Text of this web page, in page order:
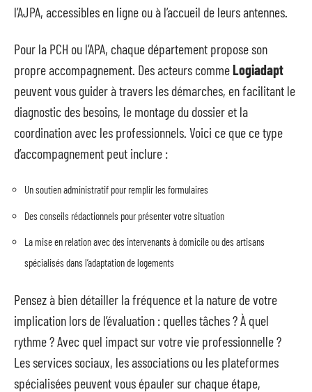
l’AJPA, accessibles en ligne ou à l’accueil de leurs antennes.
Pour la PCH ou l’APA, chaque département propose son
propre accompagnement. Des acteurs commeLogiadapt
peuvent vous guider à travers les démarches, en facilitant le
diagnostic des besoins, le montage du dossier et la
coordination avec les professionnels. Voici ce que ce type
d’accompagnement peut inclure :
Un soutien administratif pour remplir les formulaires
Des conseils rédactionnels pour présenter votre situation
La mise en relation avec des intervenants à domicile ou des artisans
spécialisés dans l’adaptation de logements
Pensez à bien détailler la fréquence et la nature de votre
implication lors de l’évaluation : quelles tâches ? À quel
rythme ? Avec quel impact sur votre vie professionnelle ?
Les services sociaux, les associations ou les plateformes
spécialisées peuvent vous épauler sur chaque étape,